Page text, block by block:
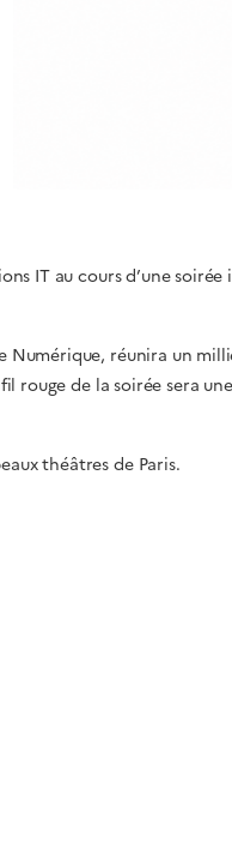
IT au cours d’une
Numérique, réunira un
rouge de la soirée sera
théâtres de Paris.